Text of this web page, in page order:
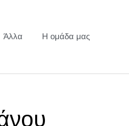
Άλλα Η ομάδα μας